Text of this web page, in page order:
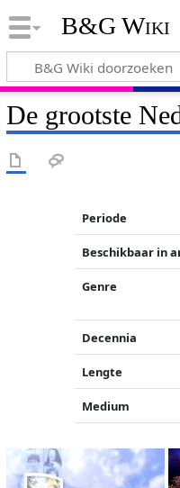
B&G Wiki
De grootste
Periode
Beschikbaar in
Genre
Decennia
Lengte
Medium